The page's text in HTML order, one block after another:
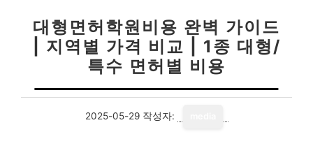
대형면허학원비용 완벽 가이드
| 지역별 가격 비교 | 1종 대형/
특수 면허별 비용
2025-05-29 작성자: